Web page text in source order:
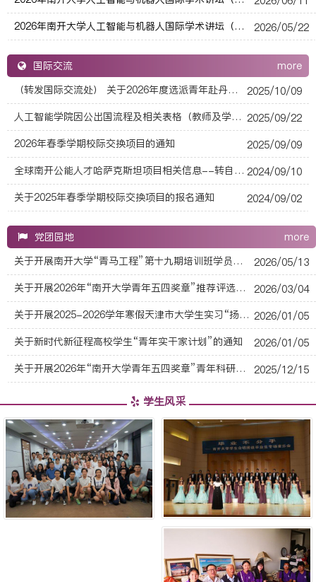
2026年南开大学人工智能与机器人国际学术讲坛（第83讲）
2026/05/22
国际交流
more
（转发国际交流处） 关于2026年度选派青年赴丹麦研修的通知
2025/10/09
人工智能学院因公出国流程及相关表格（教师及学生）26.06 2025/09/22
2026年春季学期校际交换项目的通知
2025/09/09
全球南开公能人才哈萨克斯坦项目相关信息--转自国际交流处 2024/09/10
关于2025年春季学期校际交换项目的报名通知
2024/09/02
党团园地
more
关于开展南开大学“青马工程”第十九期培训班学员推荐选拔工作的通知
2026/05/13
关于开展2026年“南开大学青年五四奖章”推荐评选工作的通知
2026/03/04
关于开展2025-2026学年寒假天津市大学生实习“扬帆计划”的通知 2026/01/05
关于新时代新征程高校学生“青年实干家计划”的通知
2026/01/05
关于开展2026年“南开大学青年五四奖章”青年科研工作者类别推荐评选工作的通知
2025/12/15
学生风采